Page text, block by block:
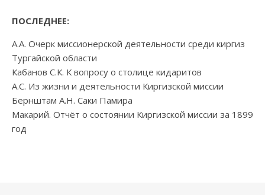
ПОСЛЕДНЕЕ:
А.А. Очерк миссионерской деятельности среди киргиз
Тургайской области
Кабанов С.К. К вопросу о столице кидаритов
А.С. Из жизни и деятельности Киргизской миссии
Бернштам А.Н. Саки Памира
Макарий. Отчёт о состоянии Киргизской миссии за 1899
год